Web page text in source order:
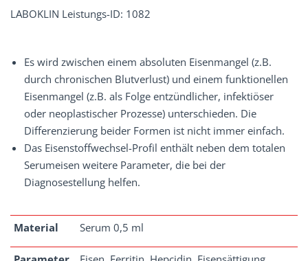
LABOKLIN Leistungs-ID: 1082
Es wird zwischen einem absoluten Eisenmangel (z.B.
durch chronischen Blutverlust) und einem funktionellen
Eisenmangel (z.B. als Folge entzündlicher, infektiöser
oder neoplastischer Prozesse) unterschieden. Die
Differenzierung beider Formen ist nicht immer einfach.
Das Eisenstoffwechsel-Profil enthält neben dem totalen
Serumeisen weitere Parameter, die bei der
Diagnosestellung helfen.
Material Serum 0,5 ml